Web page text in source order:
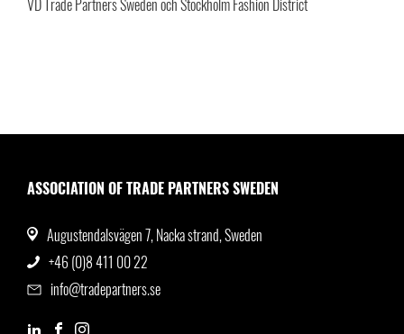
VD Trade Partners Sweden och Stockholm Fashion District
ASSOCIATION OF TRADE PARTNERS SWEDEN
Augustendalsvägen 7, Nacka strand, Sweden
+46 (0)8 411 00 22
info@tradepartners.se